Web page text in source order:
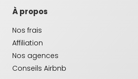
À propos
Nos frais
Affiliation
Nos agences
Conseils Airbnb